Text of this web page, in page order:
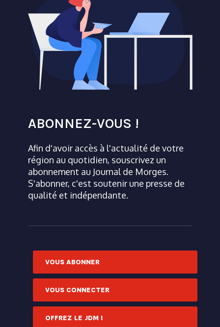
ABONNEZ-VOUS !
Afin d'avoir accès à l'actualité de votre
région au quotidien, souscrivez un
abonnement au Journal de Morges.
S'abonner, c'est soutenir une presse de
qualité et indépendante.
VOUS ABONNER
VOUS CONNECTER
OFFREZ LE JDM !